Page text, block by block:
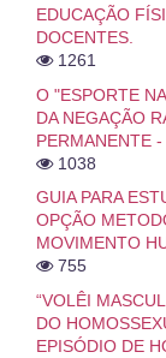
EDUCAÇÃO
DOCENTES.
1261
O "ESPORTE
DA NEGAÇÃO
PERMANENTE
1038
GUIA PARA
OPÇÃO
MOVIMENTO
755
“VOLÊI
DO
EPISÓDIO DE